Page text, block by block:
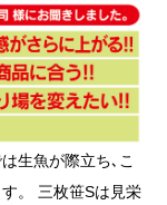
生魚が際立ち､こ
。 三枚笹Sは見栄